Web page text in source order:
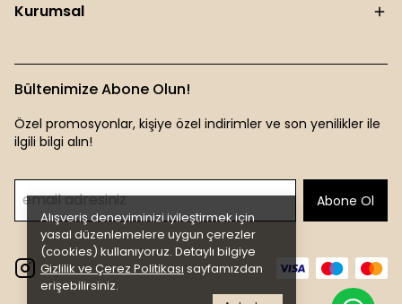
Alışveriş deneyiminizi iyileştirmek için
yasal düzenlemelere uygun çerezler
(cookies) kullanıyoruz. Detaylı bilgiye
Gizlilik ve Çerez Politikası sayfamızdan
erişebilirsiniz.
Kurumsal
Bültenimize Abone Olun!
Özel promosyonlar, kişiye özel indirimler ve son yenilikler ile
ilgili bilgi alın!
Abone Ol